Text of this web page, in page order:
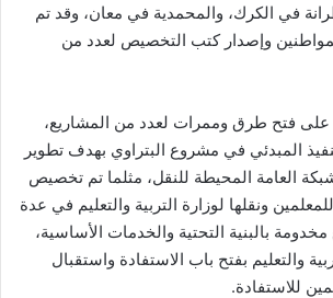
في الكرك، والمحمدية في معان، وقد تم
وإصدار كتب التخصيص لعدد من
فتح طرق وممرات لعدد من المشاريع،
المبدئي في مشروع البتراوي بهدف تطوير
العامة المحيطة للنقل، مثلما تم تخصيص
قطعة للمعلمين ونقلها لوزارة التربية والتعليم في عدة
بالبنية التحتية والخدمات الأساسية،
والتعليم بفتح باب الاستفادة واستقبال
للاستفادة.